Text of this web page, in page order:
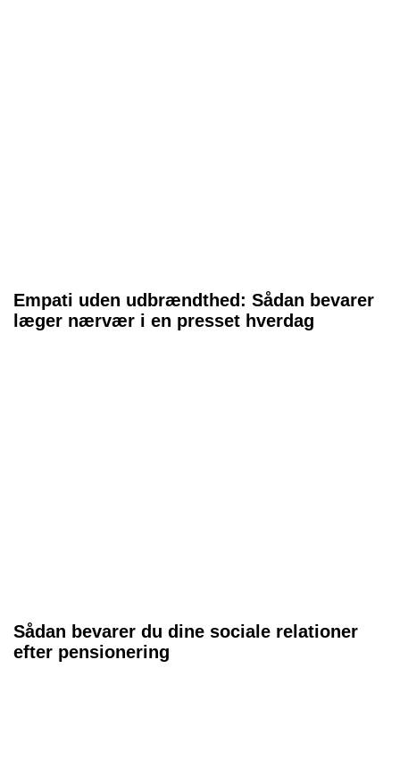
Empati uden udbrændthed: Sådan bevarer
læger nærvær i en presset hverdag
Sådan bevarer du dine sociale relationer
efter pensionering